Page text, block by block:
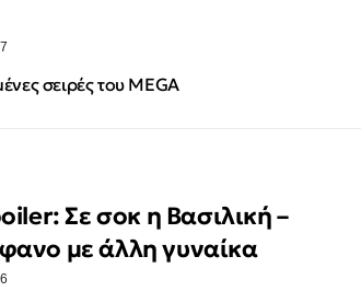
σειρές του MEGA
Σε σοκ η Βασιλική –
με άλλη γυναίκα